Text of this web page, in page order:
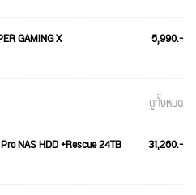
GAMING X 5,990.-
ดูทั้งหมด
NAS HDD +Rescue 24TB 31,260.-